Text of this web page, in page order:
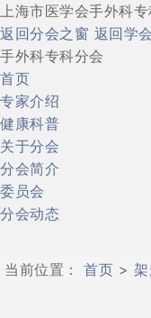
上海市医学会手外科
返回分会之窗 返回学
手外科专科分会
首页
专家介绍
健康科普
关于分会
分会简介
委员会
分会动态
当前位置：首页 >